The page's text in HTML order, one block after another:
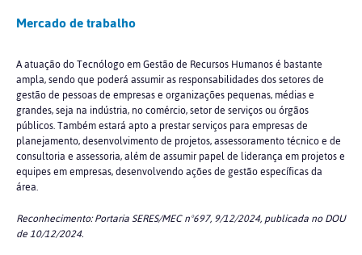
Mercado de trabalho
A atuação do Tecnólogo em Gestão de Recursos Humanos é bastante
ampla, sendo que poderá assumir as responsabilidades dos setores de
gestão de pessoas de empresas e organizações pequenas, médias e
grandes, seja na indústria, no comércio, setor de serviços ou órgãos
públicos. Também estará apto a prestar serviços para empresas de
planejamento, desenvolvimento de projetos, assessoramento técnico e de
consultoria e assessoria, além de assumir papel de liderança em projetos e
equipes em empresas, desenvolvendo ações de gestão específicas da
área.
Reconhecimento: Portaria SERES/MEC nº697, 9/12/2024, publicada no DOU
de 10/12/2024.